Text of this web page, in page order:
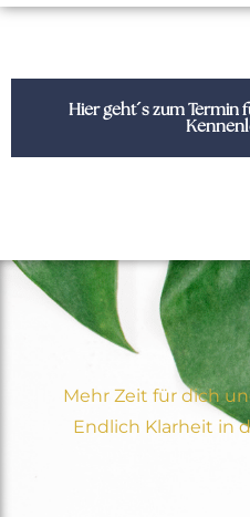
Hier geht´s zum Termin
Mehr Zeit für dich
Endlich Klarheit in